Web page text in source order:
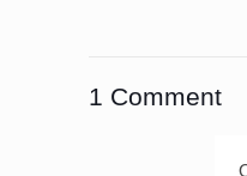
1 Comment